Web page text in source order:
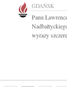
GDAŃSK
Panu
wyrazy